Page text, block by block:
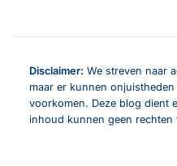
Disclaimer: We streven naar
maar er kunnen
voorkomen. Deze blog dient
inhoud kunnen geen rechten